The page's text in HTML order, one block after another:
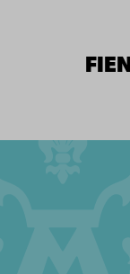
FI EN